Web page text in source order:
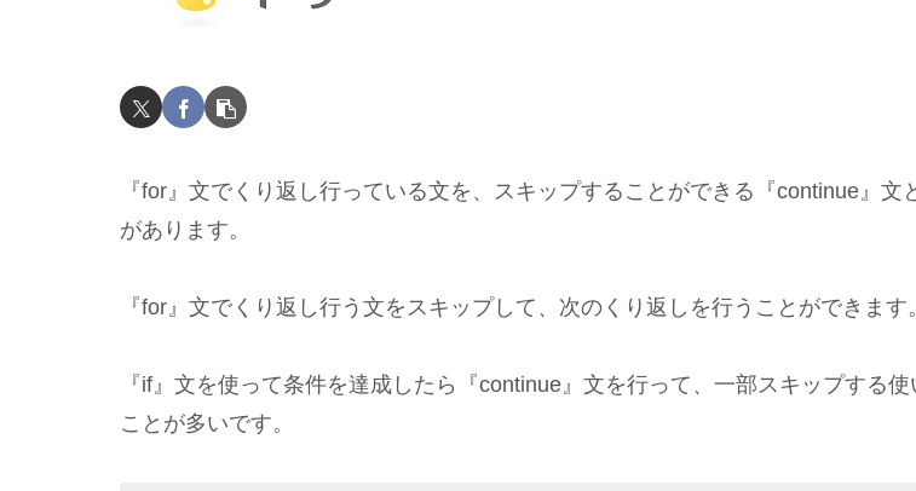
『for』文でくり返し行っている文を、スキップすることができる『continue』文
があります。
『for』文でくり返し行う文をスキップして、次のくり返しを行うことができます。
『if』文を使って条件を達成したら『continue』文を行って、一部スキップする使
ことが多いです。